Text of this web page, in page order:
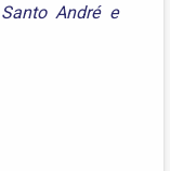
Andrée